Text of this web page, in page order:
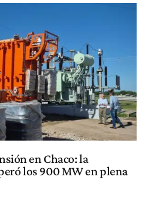
en Chaco: la
los 900 MW en plena